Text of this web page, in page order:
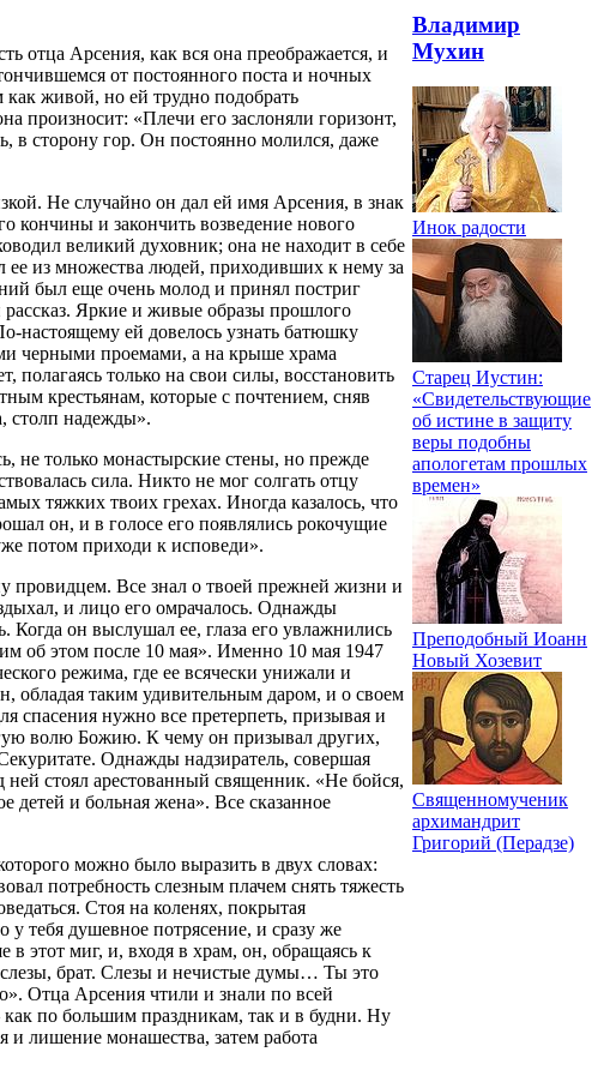
отца Арсения, как вся она преображается, и
от постоянного поста и ночных
живой, но ей трудно подобрать
произносит: «Плечи его заслоняли горизонт,
в сторону гор. Он постоянно молился, даже
Не случайно он дал ей имя Арсения, в знак
кончины и закончить возведение нового
великий духовник; она не находит в себе
ее из множества людей, приходивших к нему за
был еще очень молод и принял постриг
рассказ. Яркие и живые образы прошлого
настоящему ей довелось узнать батюшку
черными проемами, а на крыше храма
только на свои силы, восстановить
крестьянам, которые с почтением, сняв
столп надежды».
не только монастырские стены, но прежде
сила. Никто не мог солгать отцу
тяжких твоих грехах. Иногда казалось, что
он, и в голосе его появлялись рокочущие
потом приходи к исповеди».
провидцем. Все знал о твоей прежней жизни и
и лицо его омрачалось. Однажды
Когда он выслушал ее, глаза его увлажнились
об этом после 10 мая». Именно 10 мая 1947
режима, где ее всячески унижали и
обладая таким удивительным даром, и о своем
спасения нужно все претерпеть, призывая и
волю Божию. К чему он призывал других,
Однажды надзиратель, совершая
ней стоял арестованный священник. «Не бойся,
детей и больная жена». Все сказанное
можно было выразить в двух словах:
потребность слезным плачем снять тяжесть
Стоя на коленях, покрытая
у тебя душевное потрясение, и сразу же
этот миг, и, входя в храм, он, обращаясь к
брат. Слезы и нечистые думы… Ты это
Отца Арсения чтили и знали по всей
по большим праздникам, так и в будни. Ну
и лишение монашества, затем работа
Владимир
Мухин
Инок радости
Старец Иустин:
«Свидетельствующие
об истине в защиту
веры подобны
апологетам прошлых
времен»
Преподобный Иоанн
Новый Хозевит
Священномученик
архимандрит
Григорий (Перадзе)